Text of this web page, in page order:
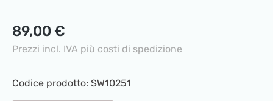
Prezzo normale:
89,00 €
Prezzi incl. IVA più costi di spedizione
Codice prodotto: SW10251